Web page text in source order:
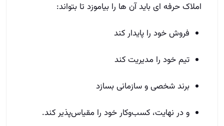
املاک حرفه‌ ای باید آن‌ ها را بیاموزد تا بتواند:
فروش خود را پایدار کند
تیم خود را مدیریت کند
برند شخصی و سازمانی بسازد
و در نهایت، کسب‌وکار خود را مقیاس‌پذیر کند.